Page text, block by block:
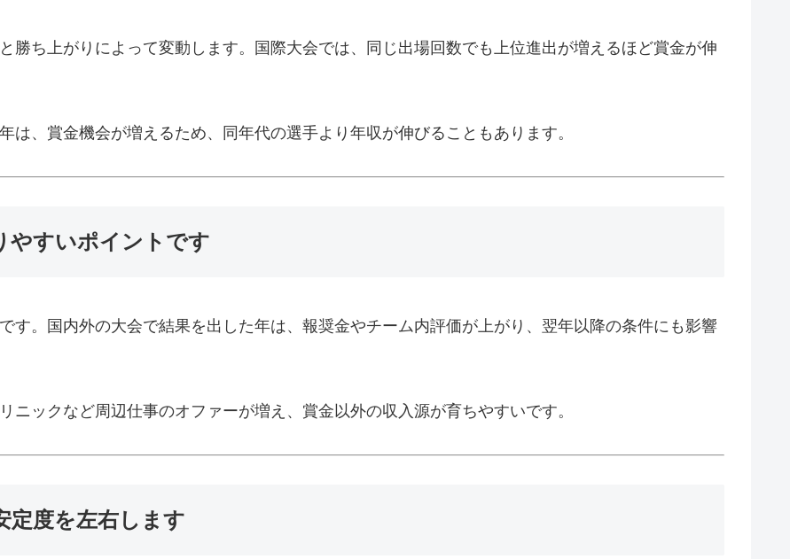
勝ち上がりによって変動します。国際大会では、同じ出場回数でも上位進出が増えるほど賞金が伸
は、賞金機会が増えるため、同年代の選手より年収が伸びることもあります。
やすいポイントです
す。国内外の大会で結果を出した年は、報奨金やチーム内評価が上がり、翌年以降の条件にも影響
ニックなど周辺仕事のオファーが増え、賞金以外の収入源が育ちやすいです。
定度を左右します